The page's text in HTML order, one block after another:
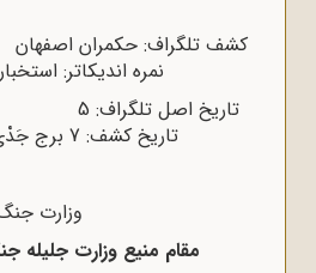
کشف تلگراف:
نمره اندیکاتر: استخبارات
تاریخ کشف: 7 برج جَدْىْ[دی] 1302
وزارت
مقام منیع وزارت جلیله